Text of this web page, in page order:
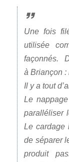
Une fois
utilisée
façonnés.
à Briançon :
Il y a tout
Le
paralléliser
Le cardage
de séparer
produit